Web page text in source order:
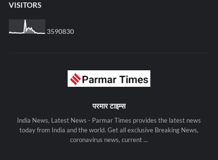
VISITORS
3590830
परमार टाइम्स
India News, Latest News - Parmar Times provides the latest news
today from India and the world. Get all exclusive Breaking News,
coronavirus news, current ...